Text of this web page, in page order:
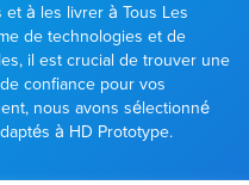
à les livrer à Tous Les
de technologies et de
il est crucial de trouver une
confiance pour vos
nous avons sélectionné
à HD Prototype.